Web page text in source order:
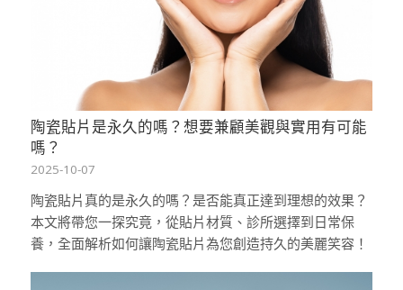
陶瓷貼片是永久的嗎？想要兼顧美觀與實用有可能
嗎？
2025-10-07
陶瓷貼片真的是永久的嗎？是否能真正達到理想的效果？
本文將帶您一探究竟，從貼片材質、診所選擇到日常保
養，全面解析如何讓陶瓷貼片為您創造持久的美麗笑容！